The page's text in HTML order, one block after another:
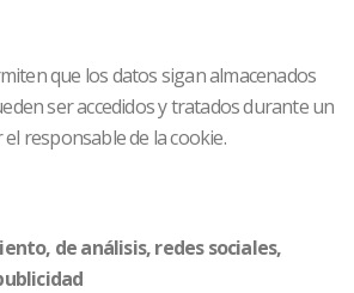
que losdatos sigan almacenados
ser accedidos y tratados durante un
responsable de la cookie.
de análisis, redes sociales,